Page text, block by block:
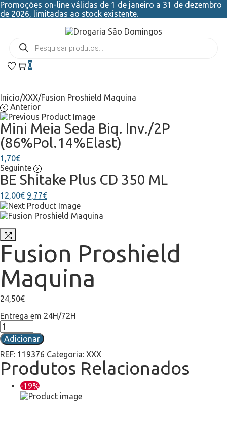
Promoções on-line válidas de 1 de janeiro a 31 de dezembro
de 2026, limitadas ao stock existente.
0
Início/XXX/Fusion Proshield Maquina
Anterior
Mini Meia Seda Biq. Inv./2P
(86%Pol.14%Elast)
1,70€
Seguinte
BE Shitake Plus CD 350 ML
12,00€ 9,77€
Fusion Proshield
Maquina
24,50€
Entrega em 24H/72H
Adicionar
REF: 119376 Categoria: XXX
Produtos Relacionados
-19%